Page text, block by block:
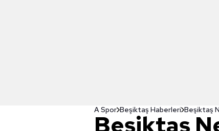
A Spor Beşiktaş Haberleri Beşiktaş
Beşiktaş